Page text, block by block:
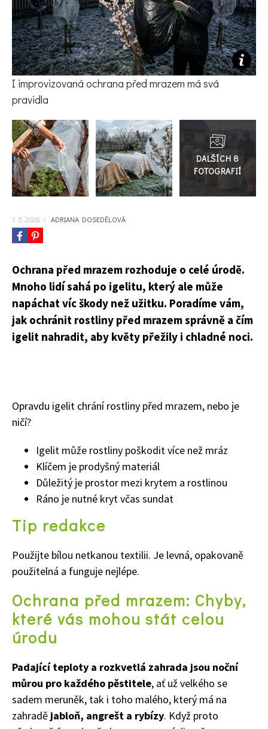
KVÍZY A TESTY
I improvizovaná ochrana před mrazem má svá
pravidla
do
galerie
1. 5. 2026 / ADRIANA DOSEDĚLOVÁ
Ochrana před mrazem rozhoduje o celé úrodě.
Mnoho lidí sahá po igelitu, který ale může
napáchat víc škody než užitku. Poradíme vám,
jak ochránit rostliny před mrazem správně a čím
igelit nahradit, aby květy přežily i chladné noci.
Opravdu igelit chrání rostliny před mrazem, nebo je
ničí?
Igelit může rostliny poškodit více než mráz
Klíčem je prodyšný materiál
Důležitý je prostor mezi krytem a rostlinou
Ráno je nutné kryt včas sundat
Tip redakce
Použijte bílou netkanou textilii. Je levná, opakovaně
použitelná a funguje nejlépe.
Ochrana před mrazem: Chyby,
které vás mohou stát celou
úrodu
Padající teploty a rozkvetlá zahrada jsou noční
můrou pro každého pěstitele, ať už velkého se
sadem meruněk, tak i toho malého, který má na
zahradě jabloň, angrešt a rybízy. Když proto